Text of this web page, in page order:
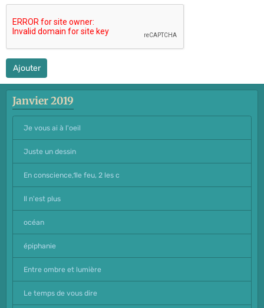
Ajouter
Janvier 2019
Je vous ai à l'oeil
Juste un dessin
En conscience,1le feu, 2 les c
Il n'est plus
océan
épiphanie
Entre ombre et lumière
Le temps de vous dire